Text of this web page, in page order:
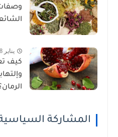
يناير 28, 2026
كيف
المشاركة السياسية